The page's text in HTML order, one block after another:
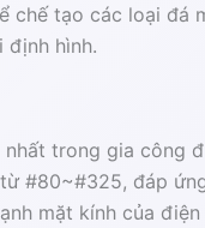
chế tạo các loại đá
định hình.
trong gia công
#80~#325, đáp
mặt kính của